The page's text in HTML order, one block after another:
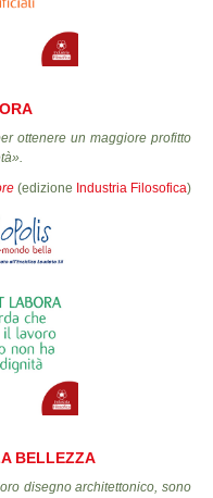
ottenere un maggiore profitto
(edizione Industria Filosofica)
BELLEZZA
disegno architettonico, sono